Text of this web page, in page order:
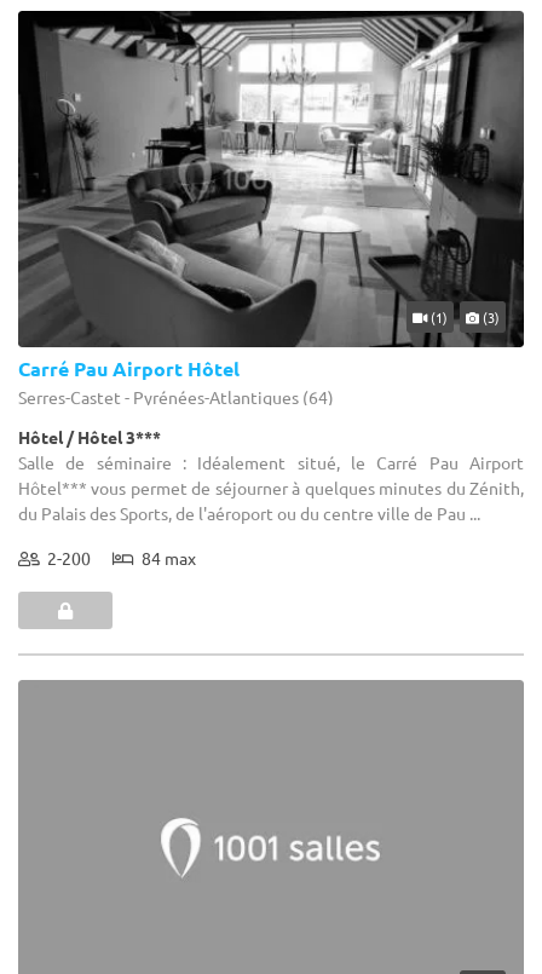
(1) (3)
Carré Pau Airport Hôtel
Serres-Castet - Pyrénées-Atlantiques (64)
Hôtel / Hôtel 3***
Salle de séminaire : Idéalement situé, le Carré Pau Airport
Hôtel*** vous permet de séjourner à quelques minutes du Zénith,
du Palais des Sports, de l'aéroport ou du centre ville de Pau ...
2-200 84 max